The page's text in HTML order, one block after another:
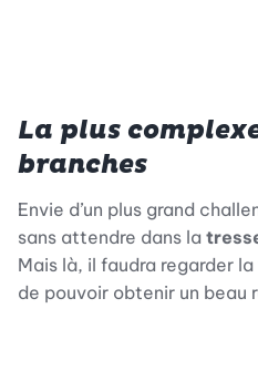
La plus
branches
Envie d’un plus grand
sans attendre dans la
Mais là, il faudra regarder
de pouvoir obtenir un beau